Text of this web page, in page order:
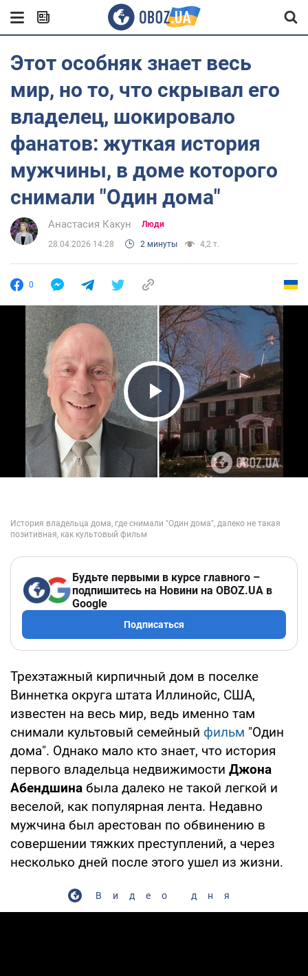
Этот особняк знает весь
мир, но то, что скрывал его
владелец, шокировало
фанатов: жуткая история
мужчины, в доме которого
снимали "Один дома"
Анастасия Какун Люди
28.04.2026 14:28 2 минуты 4,2 т.
0
Play Video
Будьте первыми в курсе главного –
подпишитесь на Новини на OBOZ.UA в
Google
Подписаться
Трехэтажный кирпичный дом в поселке
Виннетка округа штата Иллинойс, США,
известен на весь мир, ведь именно там
снимали культовый семейный фильм "Один
дома". Однако мало кто знает, что история
первого владельца недвижимости Джона
Абендшина была далеко не такой легкой и
веселой, как популярная лента. Недавно
мужчина был арестован по обвинению в
совершении тяжких преступлений, а через
несколько дней после этого ушел из жизни.
Видео дня